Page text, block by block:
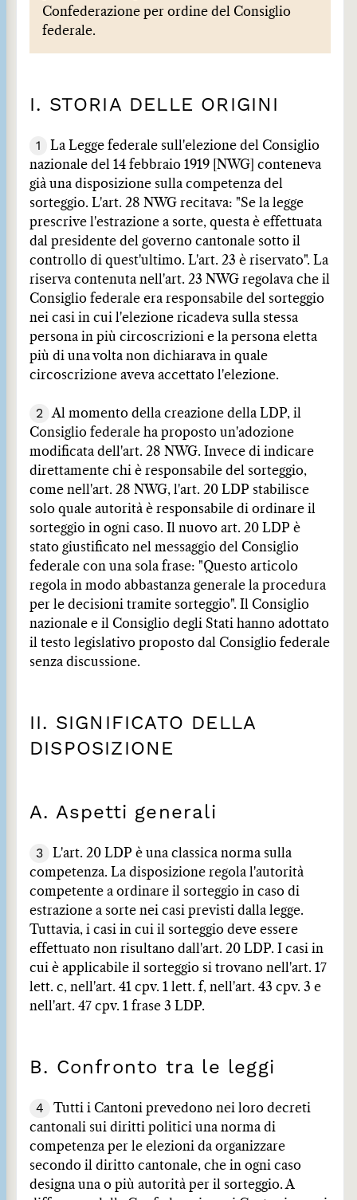
Confederazione per ordine del Consiglio
federale.
I. STORIA DELLE ORIGINI
1
La Legge federale sull'elezione del Consiglio
nazionale del 14 febbraio 1919 [NWG] conteneva
già una disposizione sulla competenza del
sorteggio. L'art. 28 NWG recitava: "Se la legge
prescrive l'estrazione a sorte, questa è effettuata
dal presidente del governo cantonale sotto il
controllo di quest'ultimo. L'art. 23 è riservato". La
riserva contenuta nell'art. 23 NWG regolava che il
Consiglio federale era responsabile del sorteggio
nei casi in cui l'elezione ricadeva sulla stessa
persona in più circoscrizioni e la persona eletta
più di una volta non dichiarava in quale
circoscrizione aveva accettato l'elezione.
2
Al momento della creazione della LDP, il
Consiglio federale ha proposto un'adozione
modificata dell'art. 28 NWG. Invece di indicare
direttamente chi è responsabile del sorteggio,
come nell'art. 28 NWG, l'art. 20 LDP stabilisce
solo quale autorità è responsabile di ordinare il
sorteggio in ogni caso. Il nuovo art. 20 LDP è
stato giustificato nel messaggio del Consiglio
federale con una sola frase: "Questo articolo
regola in modo abbastanza generale la procedura
per le decisioni tramite sorteggio". Il Consiglio
nazionale e il Consiglio degli Stati hanno adottato
il testo legislativo proposto dal Consiglio federale
senza discussione.
II. SIGNIFICATO DELLA
DISPOSIZIONE
A. Aspetti generali
3
L'art. 20 LDP è una classica norma sulla
competenza. La disposizione regola l'autorità
competente a ordinare il sorteggio in caso di
estrazione a sorte nei casi previsti dalla legge.
Tuttavia, i casi in cui il sorteggio deve essere
effettuato non risultano dall'art. 20 LDP. I casi in
cui è applicabile il sorteggio si trovano nell'art. 17
lett. c, nell'art. 41 cpv. 1 lett. f, nell'art. 43 cpv. 3 e
nell'art. 47 cpv. 1 frase 3 LDP.
B. Confronto tra le leggi
4
Tutti i Cantoni prevedono nei loro decreti
cantonali sui diritti politici una norma di
competenza per le elezioni da organizzare
secondo il diritto cantonale, che in ogni caso
designa una o più autorità per il sorteggio. A